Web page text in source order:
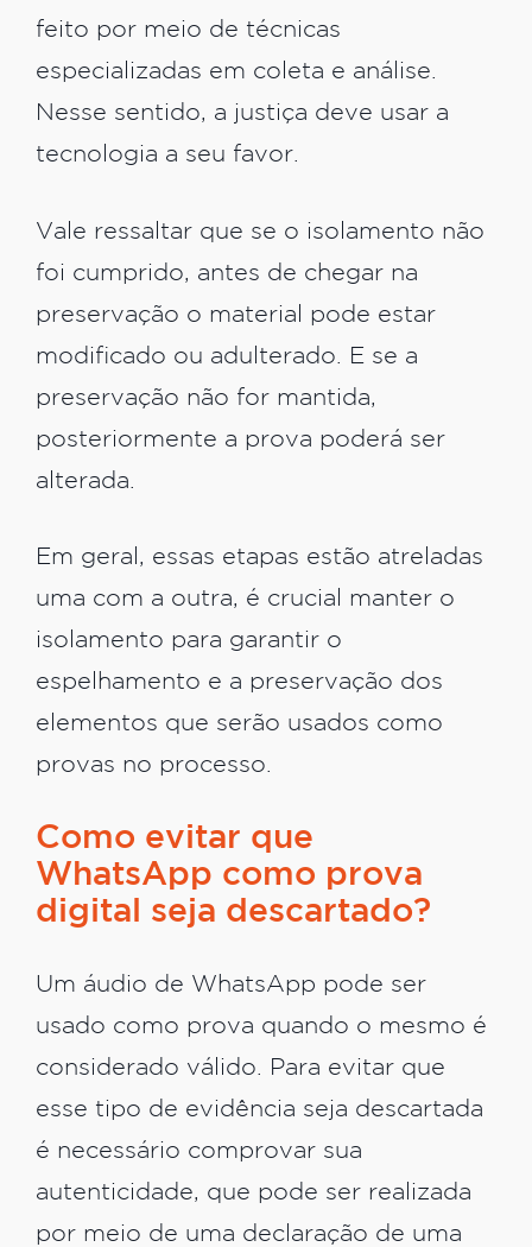
feito por meio de técnicas
especializadas em coleta e análise.
Nesse sentido, a justiça deve usar a
tecnologia a seu favor.
Vale ressaltar que se o isolamento não
foi cumprido, antes de chegar na
preservação o material pode estar
modificado ou adulterado. E se a
preservação não for mantida,
posteriormente a prova poderá ser
alterada.
Em geral, essas etapas estão atreladas
uma com a outra, é crucial manter o
isolamento para garantir o
espelhamento e a preservação dos
elementos que serão usados como
provas no processo.
Como evitar que
WhatsApp como prova
digital seja descartado?
Um áudio de WhatsApp pode ser
usado como prova quando o mesmo é
considerado válido. Para evitar que
esse tipo de evidência seja descartada
é necessário comprovar sua
autenticidade, que pode ser realizada
por meio de uma declaração de uma